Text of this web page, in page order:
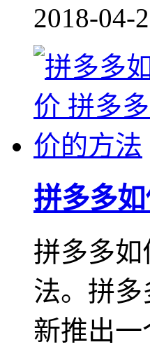
2018-04-
拼多多
拼多多
法。拼
新推出